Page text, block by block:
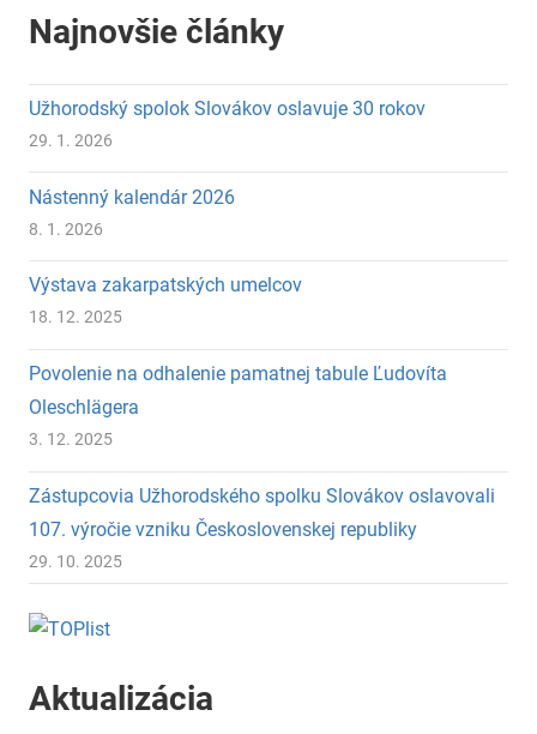
Najnovšie články
Užhorodský spolok Slovákov oslavuje 30 rokov
29. 1. 2026
Nástenný kalendár 2026
8. 1. 2026
Výstava zakarpatských umelcov
18. 12. 2025
Povolenie na odhalenie pamatnej tabule Ľudovíta
Oleschlägera
3. 12. 2025
Zástupcovia Užhorodského spolku Slovákov oslavovali
107. výročie vzniku Československej republiky
29. 10. 2025
Aktualizácia